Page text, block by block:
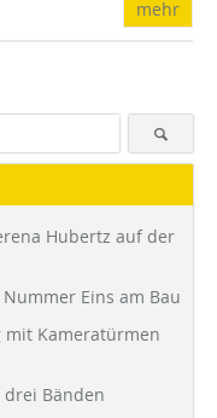
mehr
Hubertz auf der
Eins am Bau
Kameratürmen
drei Bänden